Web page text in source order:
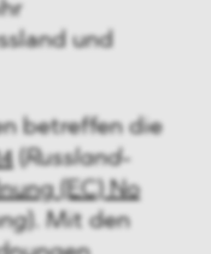
und
betreffen die
( Russland-
(EC) No
). Mit den